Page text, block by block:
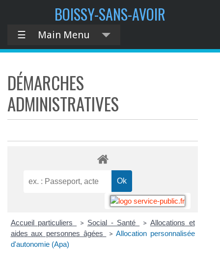
BOISSY-SANS-AVOIR
☰ Main Menu
DÉMARCHES
ADMINISTRATIVES
Accueil particuliers > Social - Santé > Allocations et
aides aux personnes âgées
> Allocation personnalisée
d'autonomie (Apa)